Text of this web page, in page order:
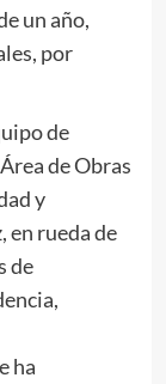
un año,
por
de
de Obras
y
en rueda de
de
ha